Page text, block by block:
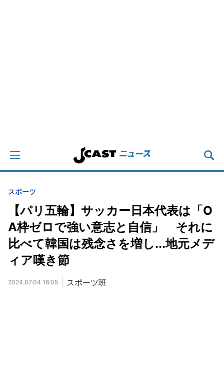
スポーツ
【パリ五輪】サッカー日本代表は「O
A枠ゼロで強い意志と自信」 それに
比べて韓国は残念さを増し...地元メデ
ィア嘆き節
2024.07.04 16:05 スポーツ班